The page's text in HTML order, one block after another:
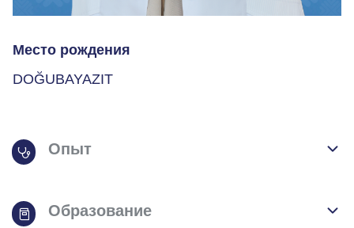
Место рождения
DOĞUBAYAZIT
Опыт
Образование